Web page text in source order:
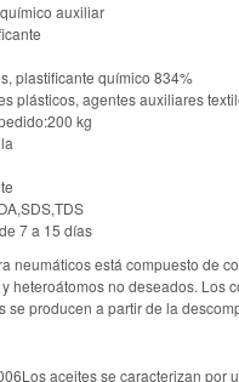
auxiliar
plastificante químico 834%
plásticos, agentes auxiliares
kg
7 a 15 días
neumáticos está compuesto de
heteroátomos no deseados. Los
se producen a partir de la
aceites se caracterizan por